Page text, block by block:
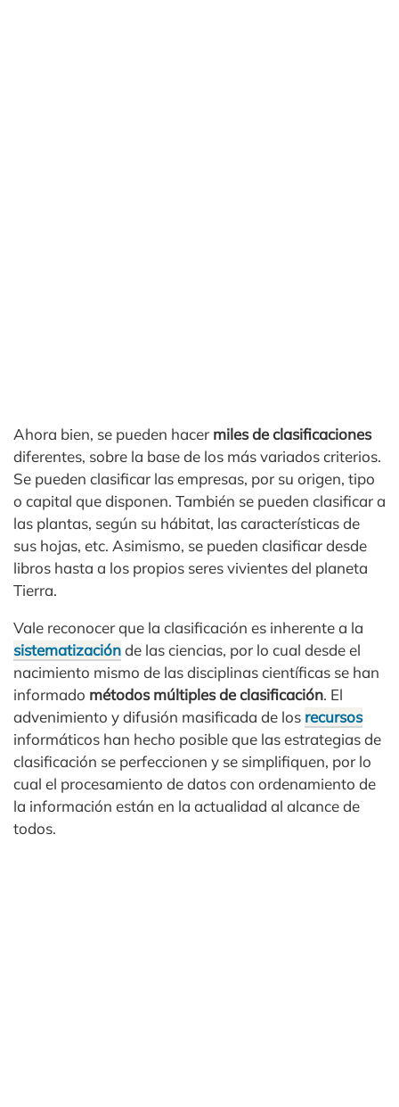
Ahora bien, se pueden hacer miles de clasificaciones
diferentes, sobre la base de los más variados criterios.
Se pueden clasificar las empresas, por su origen, tipo
o capital que disponen. También se pueden clasificar a
las plantas, según su hábitat, las características de
sus hojas, etc. Asimismo, se pueden clasificar desde
libros hasta a los propios seres vivientes del planeta
Tierra.
Vale reconocer que la clasificación es inherente a la
sistematizaciónde las ciencias, por lo cual desde el
nacimiento mismo de las disciplinas científicas se han
informado métodos múltiples de clasificación. El
advenimiento y difusión masificada de los recursos
informáticos han hecho posible que las estrategias de
clasificación se perfeccionen y se simplifiquen, por lo
cual el procesamiento de datos con ordenamiento de
la información están en la actualidad al alcance de
todos.